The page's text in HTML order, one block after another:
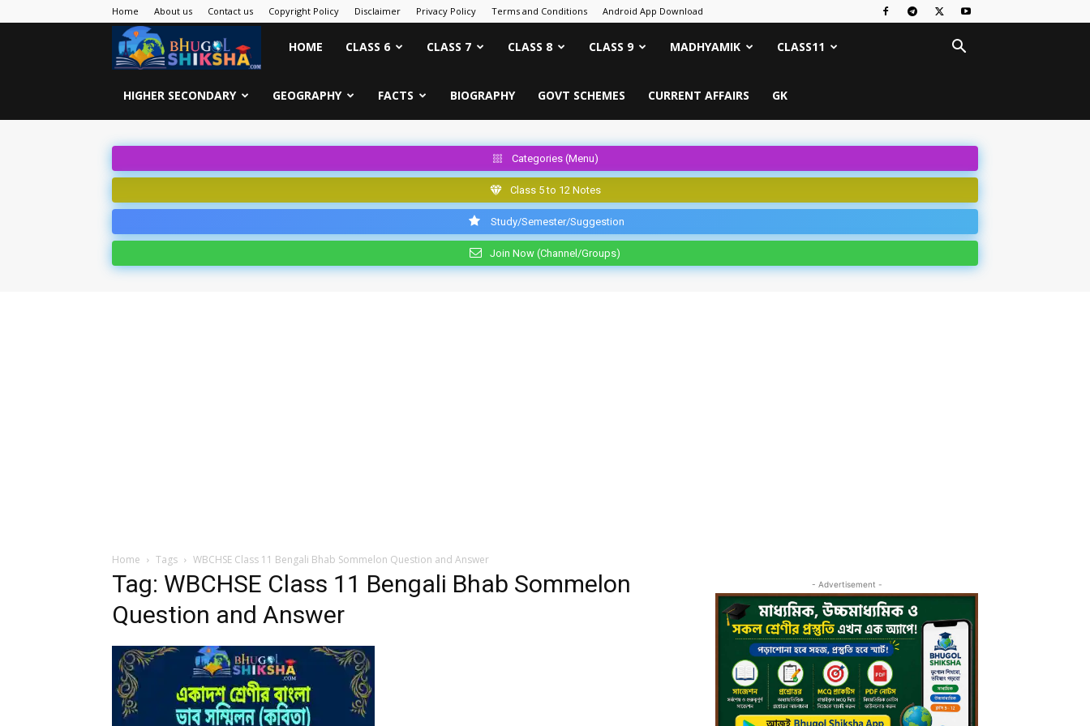
Home About us Contact us Copyright Policy Disclaimer Privacy Policy Terms and Conditions Android App Download
Bhugol
Shiksha
HOME CLASS 6 CLASS 7 CLASS 8 CLASS 9 MADHYAMIK CLASS11
HIGHER SECONDARY GEOGRAPHY FACTS BIOGRAPHY GOVT SCHEMES CURRENT AFFAIRS GK
Categories (Menu)
Class 5 to 12 Notes
Study/Semester/Suggestion
Join Now (Channel/Groups)
Home Tags WBCHSE Class 11 Bengali Bhab Sommelon Question and Answer
Tag: WBCHSE Class 11 Bengali Bhab Sommelon
Question and Answer
- Advertisement -